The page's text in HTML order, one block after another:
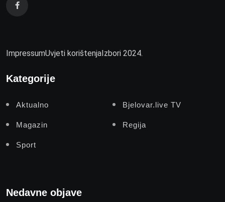
ImpressumUvjeti korištenjaIzbori 2024.
Kategorije
Aktualno Bjelovar.live TV
Magazin Regija
Sport
Nedavne objave